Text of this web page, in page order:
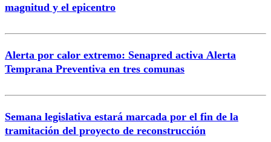
magnitud y el epicentro
Alerta por calor extremo: Senapred activa Alerta
Temprana Preventiva en tres comunas
Semana legislativa estará marcada por el fin de la
tramitación del proyecto de reconstrucción